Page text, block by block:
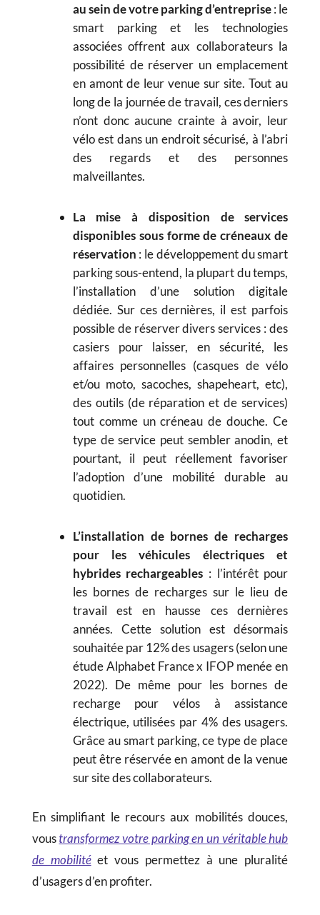
au sein de votre parking d’entreprise: le
smart parking et les technologies
associées offrent aux collaborateurs la
possibilité de réserver un emplacement
en amont de leur venue sur site. Tout au
long de la journée de travail, ces derniers
n’ont donc aucune crainte à avoir, leur
vélo est dans un endroit sécurisé, à l’abri
des regards et des personnes
malveillantes.
La mise à disposition de services
disponibles sous forme de créneaux de
réservation : le développement du smart
parking sous-entend, la plupart du temps,
l’installation d’une solution digitale
dédiée. Sur ces dernières, il est parfois
possible de réserver divers services : des
casiers pour laisser, en sécurité, les
affaires personnelles (casques de vélo
et/ou moto, sacoches, shapeheart, etc),
des outils (de réparation et de services)
tout comme un créneau de douche. Ce
type de service peut sembler anodin, et
pourtant, il peut réellement favoriser
l’adoption d’une mobilité durable au
quotidien.
L’installation de bornes de recharges
pour les véhicules électriques et
hybrides rechargeables : l’intérêt pour
les bornes de recharges sur le lieu de
travail est en hausse ces dernières
années. Cette solution est désormais
souhaitée par 12% des usagers (selon une
étude Alphabet France x IFOP menée en
2022). De même pour les bornes de
recharge pour vélos à assistance
électrique, utilisées par 4% des usagers.
Grâce au smart parking, ce type de place
peut être réservée en amont de la venue
sur site des collaborateurs.
En simplifiant le recours aux mobilités douces,
voustransformez votre parking en un véritable hub
de mobilitéet vous permettez à une pluralité
d’usagers d’en profiter.